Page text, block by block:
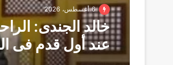
6 أغسطس، 2026
خالد الجندى:
عند أول قدم فى